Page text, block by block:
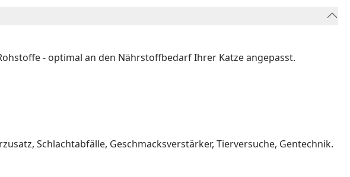
- optimal an den Nährstoffbedarf Ihrer Katze angepasst.
Schlachtabfälle, Geschmacksverstärker, Tierversuche, Gentechnik.